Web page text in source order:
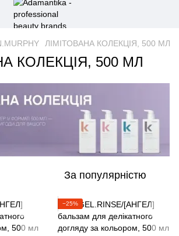
ЛІМІТОВАНА КОЛЕКЦІЯ, 500 МЛ
КОЛЕКЦІЯ, 500 МЛ
За популярністю
−25%